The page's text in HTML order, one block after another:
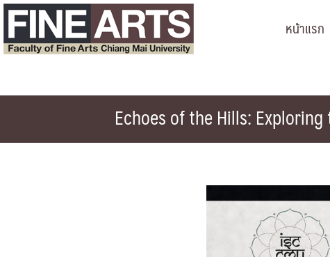
Skip
content
หน้าแรก
Echoes of the Hills: Exploring